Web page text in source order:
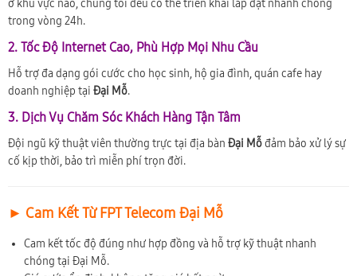
ở khu vực nào, chúng tôi đều có thể triển khai lắp đặt nhanh chóng
trong vòng 24h.
2. Tốc Độ Internet Cao, Phù Hợp Mọi Nhu Cầu
Hỗ trợ đa dạng gói cước cho học sinh, hộ gia đình, quán cafe hay
doanh nghiệp tại Đại Mỗ.
3. Dịch Vụ Chăm Sóc Khách Hàng Tận Tâm
Đội ngũ kỹ thuật viên thường trực tại địa bàn Đại Mỗđảm bảo xử lý sự
cố kịp thời, bảo trì miễn phí trọn đời.
► Cam Kết Từ FPT Telecom Đại Mỗ
Cam kết tốc độ đúng như hợp đồng và hỗ trợ kỹ thuật nhanh
chóng tại Đại Mỗ.